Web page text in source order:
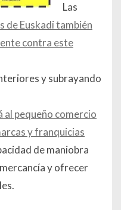
Las
de Euskadi también
contra este
y subrayando
al pequeño comercio
y franquicias
de maniobra
y ofrecer